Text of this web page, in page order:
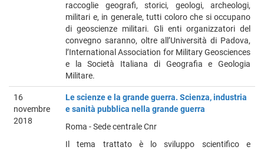
raccoglie geografi, storici, geologi, archeologi,
militari e, in generale, tutti coloro che si occupano
di geoscienze militari. Gli enti organizzatori del
convegno saranno, oltre all’Università di Padova,
l’International Association for Military Geosciences
e la Società Italiana di Geografia e Geologia
Militare.
16
novembre
2018
Le scienze e la grande guerra. Scienza, industria
e sanità pubblica nella grande guerra
Roma - Sede centrale Cnr
Il tema trattato è lo sviluppo scientifico e